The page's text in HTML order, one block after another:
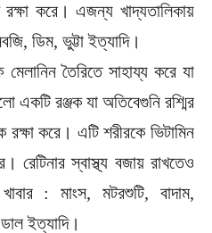
করে। এজন্য খাদ্যতালিকায়
ডিম, ভুট্টা ইত্যাদি।
তৈরিতে সাহায্য করে যা
একটি রঞ্জক যা অতিবেগুনি রশ্মির
করে। এটি শরীরকে ভিটামিন
স্বাস্থ্য বজায় রাখতেও
: মাংস, মটরশুটি, বাদাম,
ইত্যাদি।